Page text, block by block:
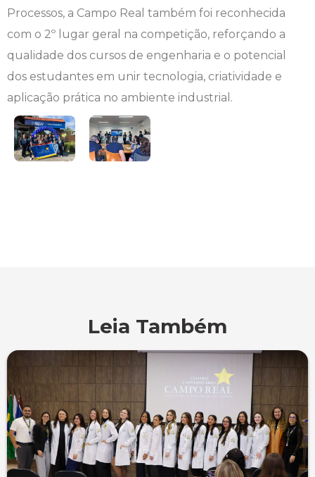
Processos, a Campo Real também foi reconhecida
com o 2º lugar geral na competição, reforçando a
qualidade dos cursos de engenharia e o potencial
dos estudantes em unir tecnologia, criatividade e
aplicação prática no ambiente industrial.
Leia Também
Psicologia
Publicidade e Propaganda
Segunda Chamada
Seguro Escolar
Simulado Preparatório
Publicações Científicas
Revistas Campo Real